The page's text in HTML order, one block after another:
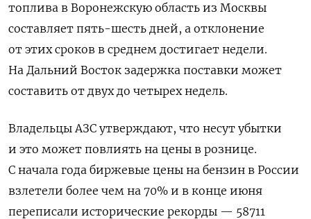
топлива в Воронежскую область из Москвы
составляет пять-шесть дней, а отклонение
от этих сроков в среднем достигает недели.
На Дальний Восток задержка поставки может
составить от двух до четырех недель.
Владельцы АЗС утверждают, что несут убытки
и это может повлиять на цены в рознице.
С начала года биржевые цены на бензин в России
взлетели более чем на 70% и в конце июня
переписали исторические рекорды — 58711